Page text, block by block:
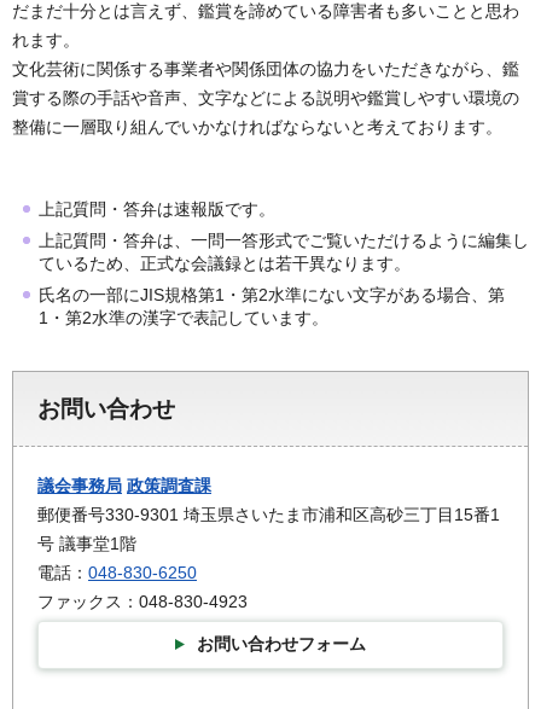
だまだ十分とは言えず、鑑賞を諦めている障害者も多いことと思わ
れます。
文化芸術に関係する事業者や関係団体の協力をいただきながら、鑑
賞する際の手話や音声、文字などによる説明や鑑賞しやすい環境の
整備に一層取り組んでいかなければならないと考えております。
上記質問・答弁は速報版です。
上記質問・答弁は、一問一答形式でご覧いただけるように編集し
ているため、正式な会議録とは若干異なります。
氏名の一部にJIS規格第1・第2水準にない文字がある場合、第
1・第2水準の漢字で表記しています。
お問い合わせ
議会事務局 政策調査課
郵便番号330-9301 埼玉県さいたま市浦和区高砂三丁目15番1
号 議事堂1階
電話： 048-830-6250
ファックス：048-830-4923
お問い合わせフォーム